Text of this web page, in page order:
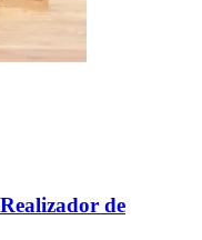
de